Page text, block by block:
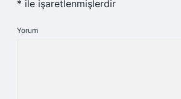
* ile işaretlenmişlerdir
Yorum